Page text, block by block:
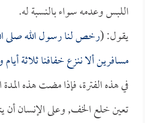
اللبس وعدمه سواء بالنسبة له.
يقول: (رخص لنا رسول الله صلى
مسافرين ألا ننزع خفافنا ثلاثة أيام
في هذه الفترة، فإذا مضت هذه المدة
تعين خلع الخف, وعلى الإنسان أن